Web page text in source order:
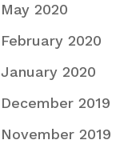
May 2020
February 2020
January 2020
December 2019
November 2019